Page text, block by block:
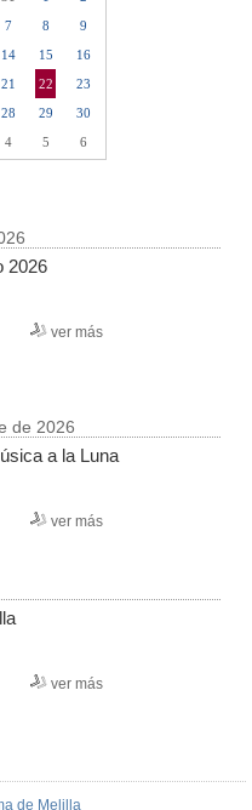
7 8
9
14 15
16
21 22
23
28 29
30
4 5 6
2026
ver más
de 2026
a la Luna
ver más
ver más
de Melilla